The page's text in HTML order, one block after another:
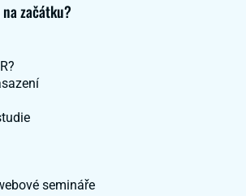
začátku?
semináře